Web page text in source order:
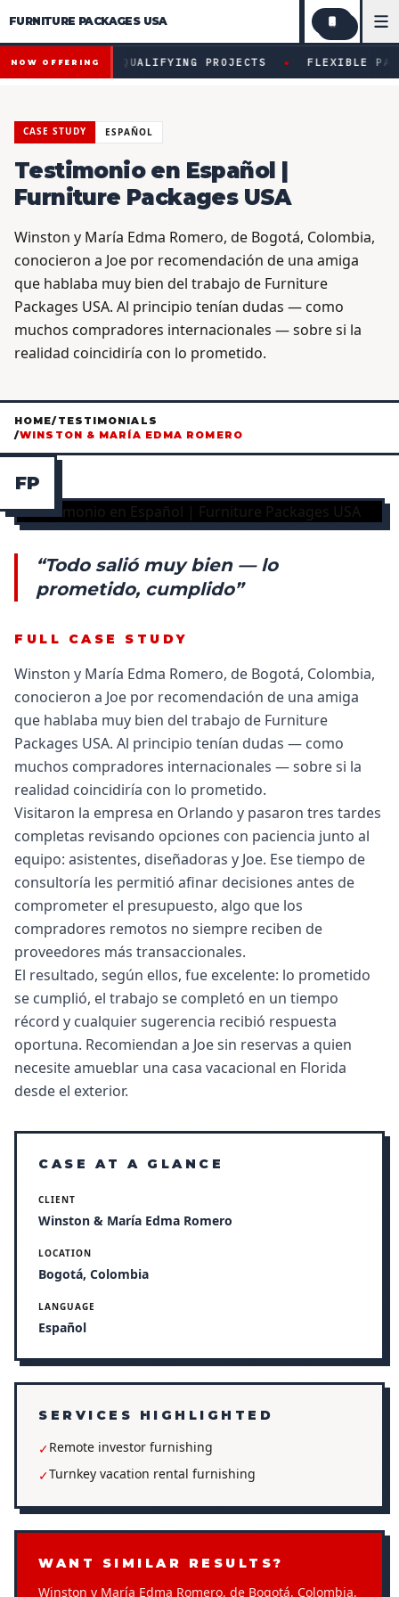
FP
FURNITURE PACKAGES USA
Financing available for qualifying projects · Flexible
NOW OFFERINGFOR QUALIFYING PROJECTS FLEXIBLE
CASE STUDY ESPAÑOL
Testimonio en Español |
Furniture Packages USA
Winston y María Edma Romero, de Bogotá, Colombia,
conocieron a Joe por recomendación de una amiga
que hablaba muy bien del trabajo de Furniture
Packages USA. Al principio tenían dudas — como
muchos compradores internacionales — sobre si la
realidad coincidiría con lo prometido.
HOME/TESTIMONIALS
/WINSTON & MARÍA EDMA ROMERO
“Todo salió muy bien — lo
prometido, cumplido”
FULL CASE STUDY
Winston y María Edma Romero, de Bogotá, Colombia,
conocieron a Joe por recomendación de una amiga
que hablaba muy bien del trabajo de Furniture
Packages USA. Al principio tenían dudas — como
muchos compradores internacionales — sobre si la
realidad coincidiría con lo prometido.
Visitaron la empresa en Orlando y pasaron tres tardes
completas revisando opciones con paciencia junto al
equipo: asistentes, diseñadoras y Joe. Ese tiempo de
consultoría les permitió afinar decisiones antes de
comprometer el presupuesto, algo que los
compradores remotos no siempre reciben de
proveedores más transaccionales.
El resultado, según ellos, fue excelente: lo prometido
se cumplió, el trabajo se completó en un tiempo
récord y cualquier sugerencia recibió respuesta
oportuna. Recomiendan a Joe sin reservas a quien
necesite amueblar una casa vacacional en Florida
desde el exterior.
CASE AT A GLANCE
CLIENT
Winston & María Edma Romero
LOCATION
Bogotá, Colombia
LANGUAGE
Español
SERVICES HIGHLIGHTED
✓Remote investor furnishing
✓Turnkey vacation rental furnishing
WANT SIMILAR RESULTS?
Winston y María Edma Romero, de Bogotá, Colombia,